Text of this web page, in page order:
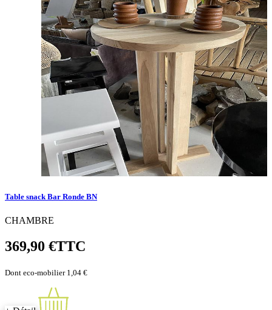
Table snack Bar Ronde BN
CHAMBRE
369,90 €TTC
Dont eco-mobilier 1,04 €